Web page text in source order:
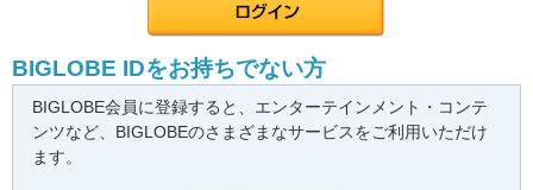
BIGLOBE IDをお持ちでない方
BIGLOBE会員に登録すると、エンターテインメント・コンテ
ンツなど、BIGLOBEのさまざまなサービスをご利用いただけ
ます。